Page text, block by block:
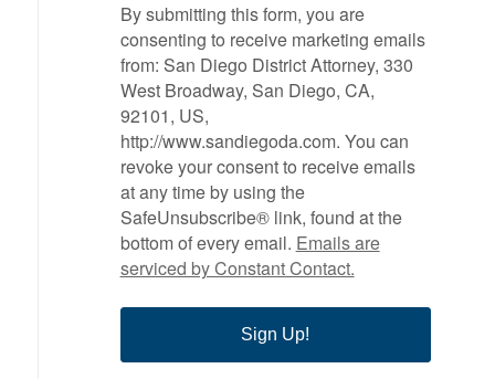
By submitting this form, you are
consenting to receive marketing emails
from: San Diego District Attorney, 330
West Broadway, San Diego, CA,
92101, US,
http://www.sandiegoda.com. You can
revoke your consent to receive emails
at any time by using the
SafeUnsubscribe® link, found at the
bottom of every email. Emails are
serviced by Constant Contact.
Sign Up!